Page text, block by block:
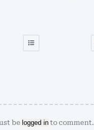
be logged into comment.